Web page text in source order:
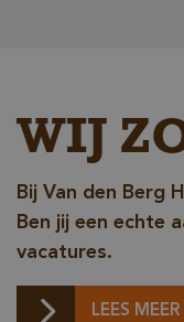
WIJ
Bij Van den Berg
Ben jij een echte
vacatures.
LEES MEER